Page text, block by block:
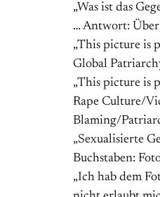
„Was ist das
… Antwort:
„This picture is
Global
„This picture is
Rape Culture/
Blaming/
„Sexualisierte
Buchstaben:
„Ich hab dem